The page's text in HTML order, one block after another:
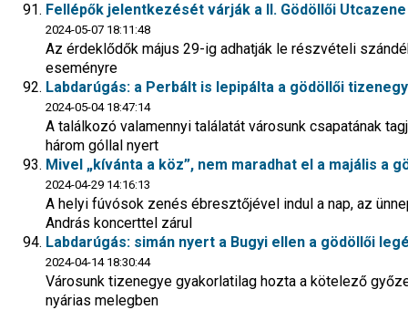
Fellépők jelentkezését várják a II. Gödöllői
2024-05-07 18:11:48
Az érdeklődők május 29-ig adhatják le részvételi
eseményre
Labdarúgás: a Perbált is lepipálta a gödöllői tizenegy
2024-05-04 18:47:14
A találkozó valamennyi találatát városunk csapatának
három góllal nyert
Mivel „kívánta a köz”, nem maradhat el a majális a
2024-04-29 14:16:13
A helyi fúvósok zenés ébresztőjével indul a nap, az
András koncerttel zárul
Labdarúgás: simán nyert a Bugyi ellen a gödöllői
2024-04-14 18:30:44
Városunk tizenegye gyakorlatilag hozta a kötelező
nyárias melegben